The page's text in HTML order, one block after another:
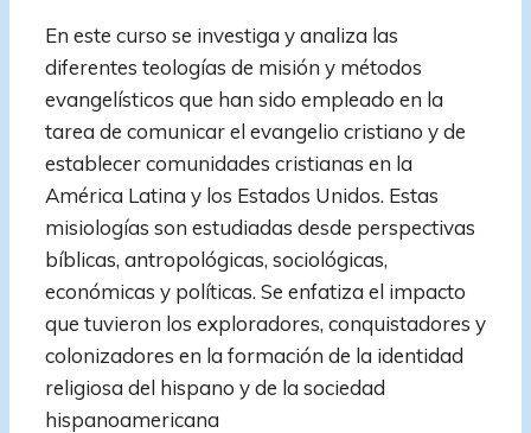
En este curso se investiga y analiza las
diferentes teologías de misión y métodos
evangelísticos que han sido empleado en la
tarea de comunicar el evangelio cristiano y de
establecer comunidades cristianas en la
América Latina y los Estados Unidos. Estas
misiologías son estudiadas desde perspectivas
bíblicas, antropológicas, sociológicas,
económicas y políticas. Se enfatiza el impacto
que tuvieron los exploradores, conquistadores y
colonizadores en la formación de la identidad
religiosa del hispano y de la sociedad
hispanoamericana